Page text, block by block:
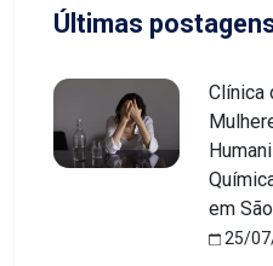
Últimas
Clínica
em
25/